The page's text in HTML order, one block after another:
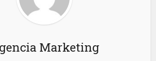
Marketing